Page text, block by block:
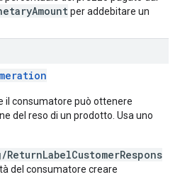
per addebitare un
il consumatore può ottenere
del reso di un prodotto. Usa uno
del consumatore creare